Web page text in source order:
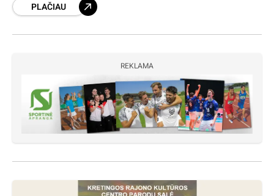
valgiaraštyje atsirandantys įdaryti kiaušiniai
PLAČIAU
REKLAMA